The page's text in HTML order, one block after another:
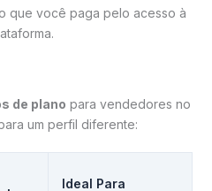
que você paga pelo acesso à
de plano para vendedores no
um perfil diferente:
Ideal Para